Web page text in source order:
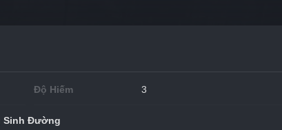
Độ Hiếm 3
Sinh Đường